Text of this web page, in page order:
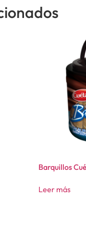
Barquillos
Leer más